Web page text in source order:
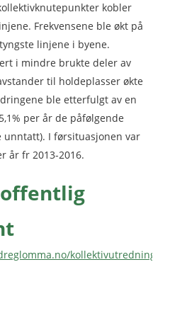
kobler
Frekvensene ble økt på
linjene i byene.
i mindre brukte deler av
til holdeplasser økte
ble etterfulgt av en
per år de påfølgende
unntatt). I førsituasjonen var
år fr 2013-2016.
kollektivutredning-